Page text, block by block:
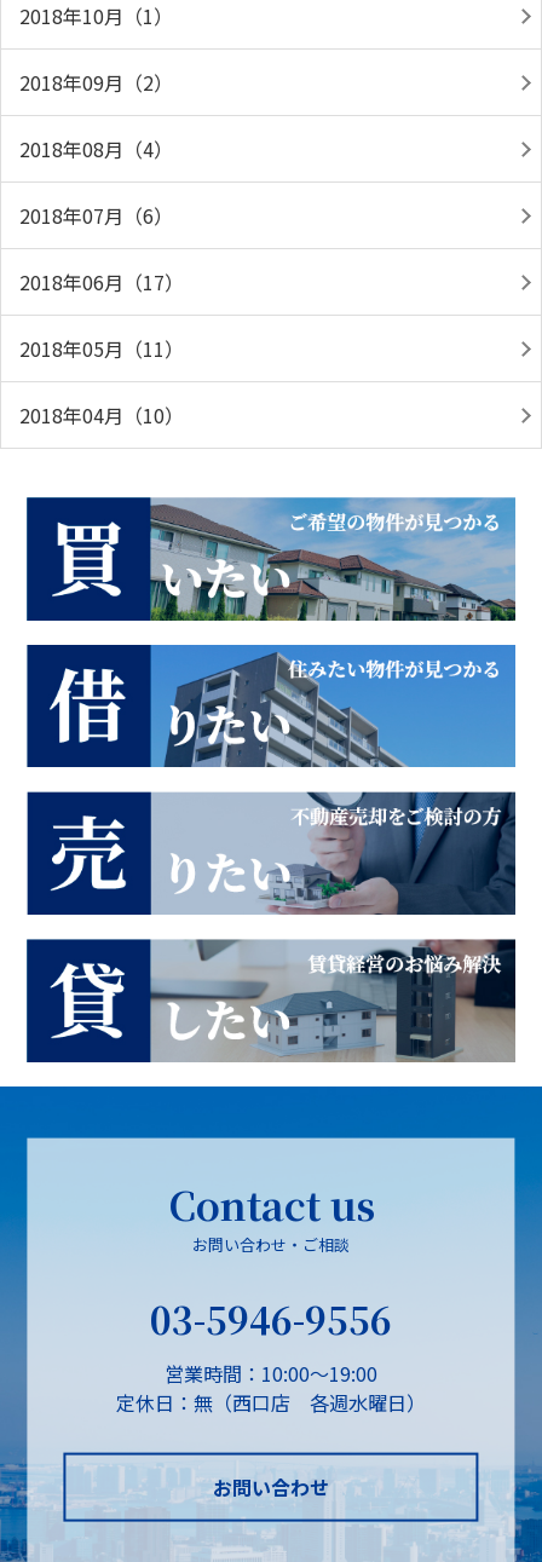
2018年10月（1）
2018年09月（2）
2018年08月（4）
2018年07月（6）
2018年06月（17）
2018年05月（11）
2018年04月（10）
Contact us
お問い合わせ・ご相談
03-5946-9556
営業時間：10:00～19:00
定休日：無（西口店 各週水曜日）
お問い合わせ